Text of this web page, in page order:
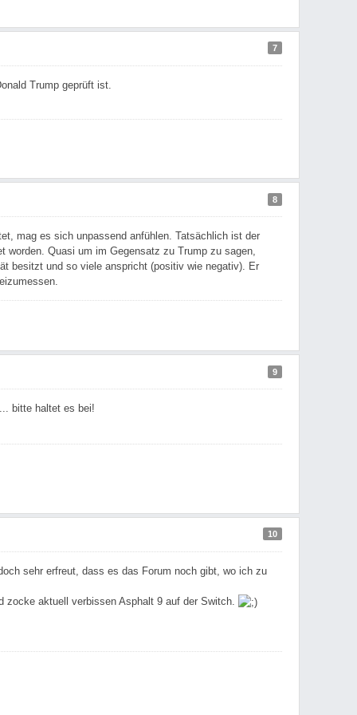
7
Trump geprüft ist.
8
mag es sich unpassend anfühlen. Tatsächlich ist der
worden. Quasi um im Gegensatz zu Trump zu sagen,
besitzt und so viele anspricht (positiv wie negativ). Er
9
bitte haltet es bei!
10
sehr erfreut, dass es das Forum noch gibt, wo ich zu
aktuell verbissen Asphalt 9 auf der Switch.